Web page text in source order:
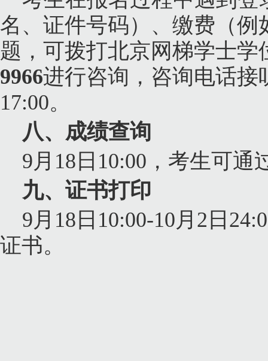
名、证件号码）、缴费（
题，可拨打北京网梯学士
9966进行咨询，咨询电话接
17:00。
八、成绩查询
9月 18 日 10:00 ，考生可
九、证书打印
9月 18 日 10:00-10月 2 日
证书。